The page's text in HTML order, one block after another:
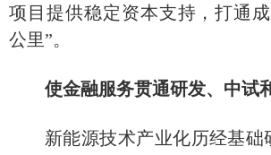
项目提供稳定资本支持，打通
公里”。
使金融服务贯通研发、中试
新能源技术产业化历经基础